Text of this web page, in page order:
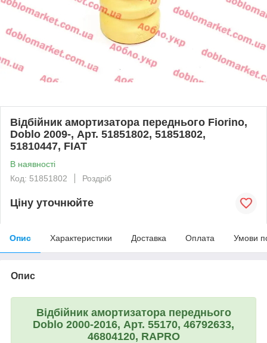
Відбійник амортизатора переднього Fiorino,
Doblo 2009-, Арт. 51851802, 51851802,
51810447, FIAT
В наявності
Код: 51851802
Роздріб
Ціну уточнюйте
Опис Характеристики Доставка Оплата Умови
Опис
Відбійник амортизатора переднього
Doblo 2000-2016, Арт. 55170, 46792633,
46804120, RAPRO